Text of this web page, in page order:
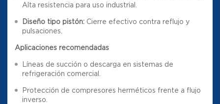
Alta resistencia para uso industrial
Diseño tipo pistón: Cierre efectivo contra reflujo y
pulsaciones.
Aplicaciones recomendadas
Líneas de succión o descarga en sistemas de
refrigeración comercial.
Protección de compresores herméticos frente a flujo
inverso.